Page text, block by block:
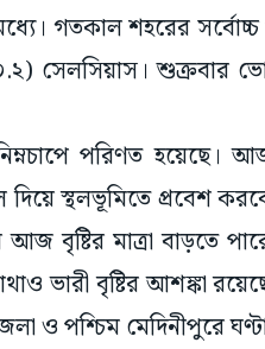
গতকাল শহরের
সেলসিয়াস। শুক্রবার
পরিণত হয়েছে।
স্থলভূমিতে প্রবেশ
বৃষ্টির মাত্রা বাড়তে
ভারী বৃষ্টির আশঙ্কা
ও পশ্চিম মেদিনীপুরে